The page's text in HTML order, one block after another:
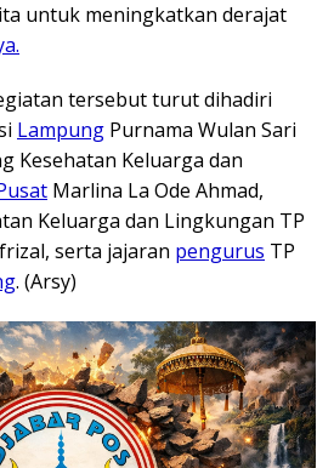
untuk meningkatkan derajat
tersebut turut dihadiri
Lampung Purnama Wulan Sari
Kesehatan Keluarga dan
Marlina La Ode Ahmad,
Keluarga dan Lingkungan TP
serta jajaran pengurus TP
. (Arsy)